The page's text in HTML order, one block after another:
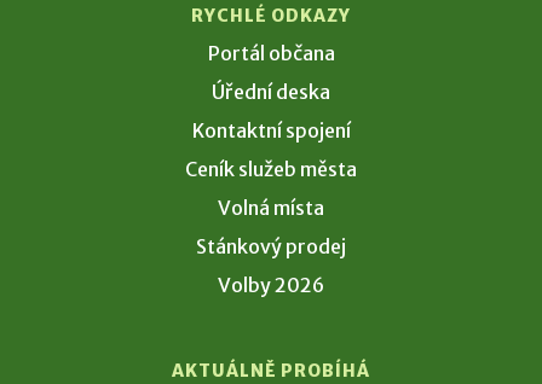
RYCHLÉ ODKAZY
Portál občana
Úřední deska
Kontaktní spojení
Ceník služeb města
Volná místa
Stánkový prodej
Volby 2026
AKTUÁLNĚ PROBÍHÁ